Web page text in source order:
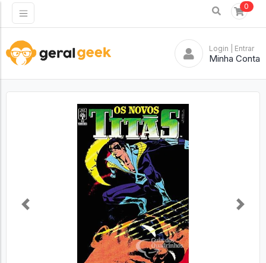
0
Login | Entrar
Minha Conta
Previous Next